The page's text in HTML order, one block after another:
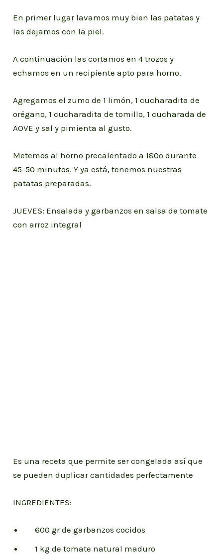
En primer lugar lavamos muy bien las patatas y
las dejamos con la piel.
A continuación las cortamos en 4 trozos y
echamos en un recipiente apto para horno.
Agregamos el zumo de 1 limón, 1 cucharadita de
orégano, 1 cucharadita de tomillo, 1 cucharada de
AOVE y sal y pimienta al gusto.
Metemos al horno precalentado a 180º durante
45-50 minutos. Y ya está, tenemos nuestras
patatas preparadas.
JUEVES: Ensalada y garbanzos en salsa de tomate
con arroz integral
Es una receta que permite ser congelada así que
se pueden duplicar cantidades perfectamente
INGREDIENTES:
600 gr de garbanzos cocidos
1 kg de tomate natural maduro